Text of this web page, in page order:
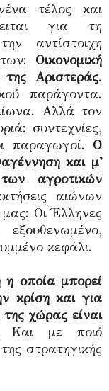
τέλος και
για τη
αντίστοιχη
Οικονομική
Αριστεράς.
παράγοντα.
Αλλά τον
συντεχνίες,
παραγωγοί. Ο
και μ'
αγροτικών
αιώνων
Οι Έλληνες
κεφάλι.
οποία μπορεί
κρίση και για
χώρας είναι
Και με ποιό
στρατηγικής